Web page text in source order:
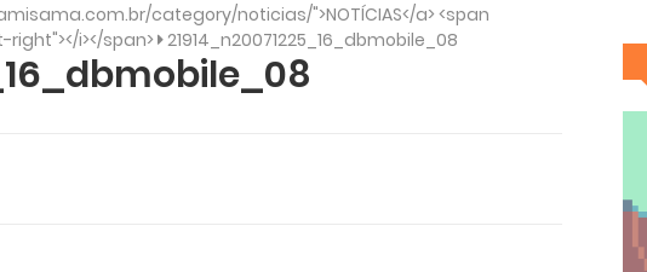
category/noticias/">NOTÍCIAS</a> <span
i></span> 21914_n20071225_16_dbmobile_08